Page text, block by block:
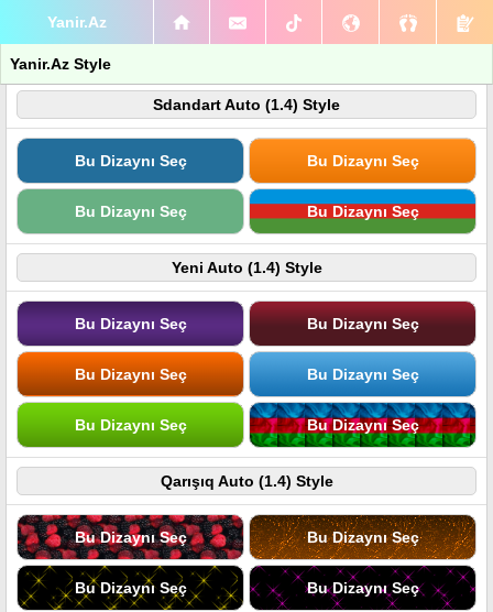
Yanir.Az
Yanir.Az Style
Sdandart Auto (1.4) Style
Bu Dizaynı Seç Bu Dizaynı Seç
Bu Dizaynı Seç Bu Dizaynı Seç
Yeni Auto (1.4) Style
Bu Dizaynı Seç Bu Dizaynı Seç
Bu Dizaynı Seç Bu Dizaynı Seç
Bu Dizaynı Seç Bu Dizaynı Seç
Qarışıq Auto (1.4) Style
Bu Dizaynı Seç Bu Dizaynı Seç
Bu Dizaynı Seç Bu Dizaynı Seç